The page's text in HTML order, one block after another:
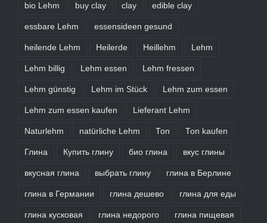
bio Lehm buy clay clay edible clay
essbare Lehm essensideen gesund
heilende Lehm Heilerde Heillehm Lehm
Lehm billig Lehm essen Lehm fressen
Lehm günstig Lehm im Stück Lehm zum essen
Lehm zum essen kaufen Lieferant Lehm
Naturlehm natürliche Lehm Ton Ton kaufen
Глина Купить глину био глина вкус глины
вкусная глина выбрать глину глина в Берлине
глина в Германии глина дешево глина для еды
глина кусковая глина недорого глина пищевая